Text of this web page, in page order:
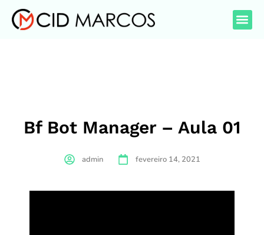
Bf Bot Manager – Aula 01
admin fevereiro 14, 2021